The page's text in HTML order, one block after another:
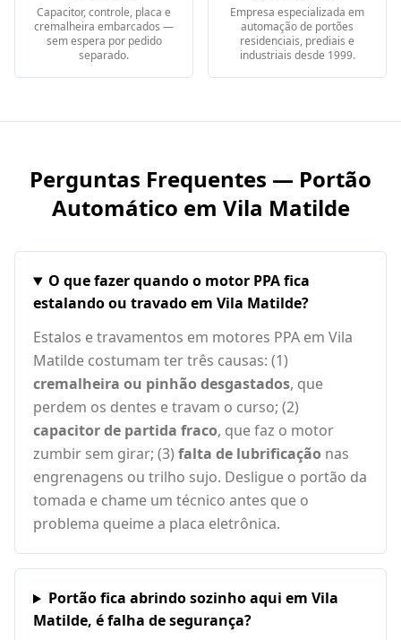
Capacitor, controle, placa e
cremalheira embarcados —
sem espera por pedido
separado.
Empresa especializada em
automação de portões
residenciais, prediais e
industriais desde 1999.
Perguntas Frequentes — Portão
Automático em Vila Matilde
O que fazer quando o motor PPA fica
estalando ou travado em Vila Matilde?
Estalos e travamentos em motores PPA em Vila
Matilde costumam ter três causas: (1)
cremalheira ou pinhão desgastados, que
perdem os dentes e travam o curso; (2)
capacitor de partida fraco, que faz o motor
zumbir sem girar; (3) falta de lubrificação nas
engrenagens ou trilho sujo. Desligue o portão da
tomada e chame um técnico antes que o
problema queime a placa eletrônica.
Portão fica abrindo sozinho aqui em Vila
Matilde, é falha de segurança?